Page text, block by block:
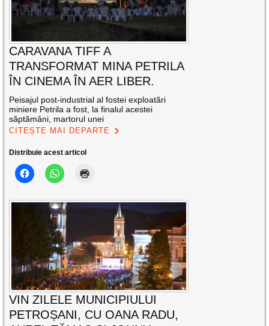
CARAVANA TIFF A
TRANSFORMAT MINA PETRILA
ÎN CINEMA ÎN AER LIBER.
Peisajul post-industrial al fostei exploatări
miniere Petrila a fost, la finalul acestei
săptămâni, martorul unei
CITEȘTE MAI DEPARTE
Distribuie acest articol
VIN ZILELE MUNICIPIULUI
PETROȘANI, CU OANA RADU,